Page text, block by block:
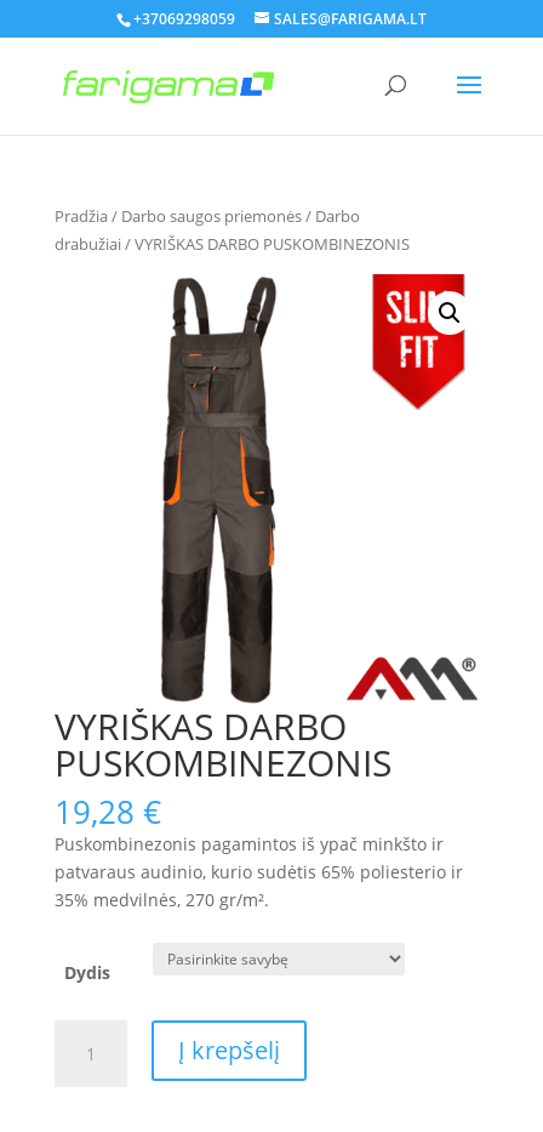
+37069298059 SALES@FARIGAMA.LT
Pradžia/ Darbo saugos priemonės/ Darbo
drabužiai/ VYRIŠKAS DARBO PUSKOMBINEZONIS
VYRIŠKAS DARBO
PUSKOMBINEZONIS
19,28 €
Puskombinezonis pagamintos iš ypač minkšto ir
patvaraus audinio, kurio sudėtis 65% poliesterio ir
35% medvilnės, 270 gr/m².
Dydis
kiekis:
Į krepšelį